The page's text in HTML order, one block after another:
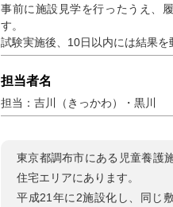
事前に施設見学を行ったうえ、
す。
試験実施後、10日以内には結果を
担当者名
担当：吉川（きっかわ）・黒川
東京都調布市にある児童養護
住宅エリアにあります。
平成21年に2施設化し、同じ